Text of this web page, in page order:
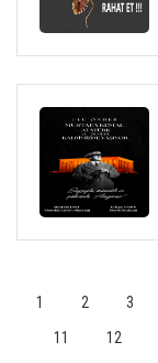
1 2 3
11
12